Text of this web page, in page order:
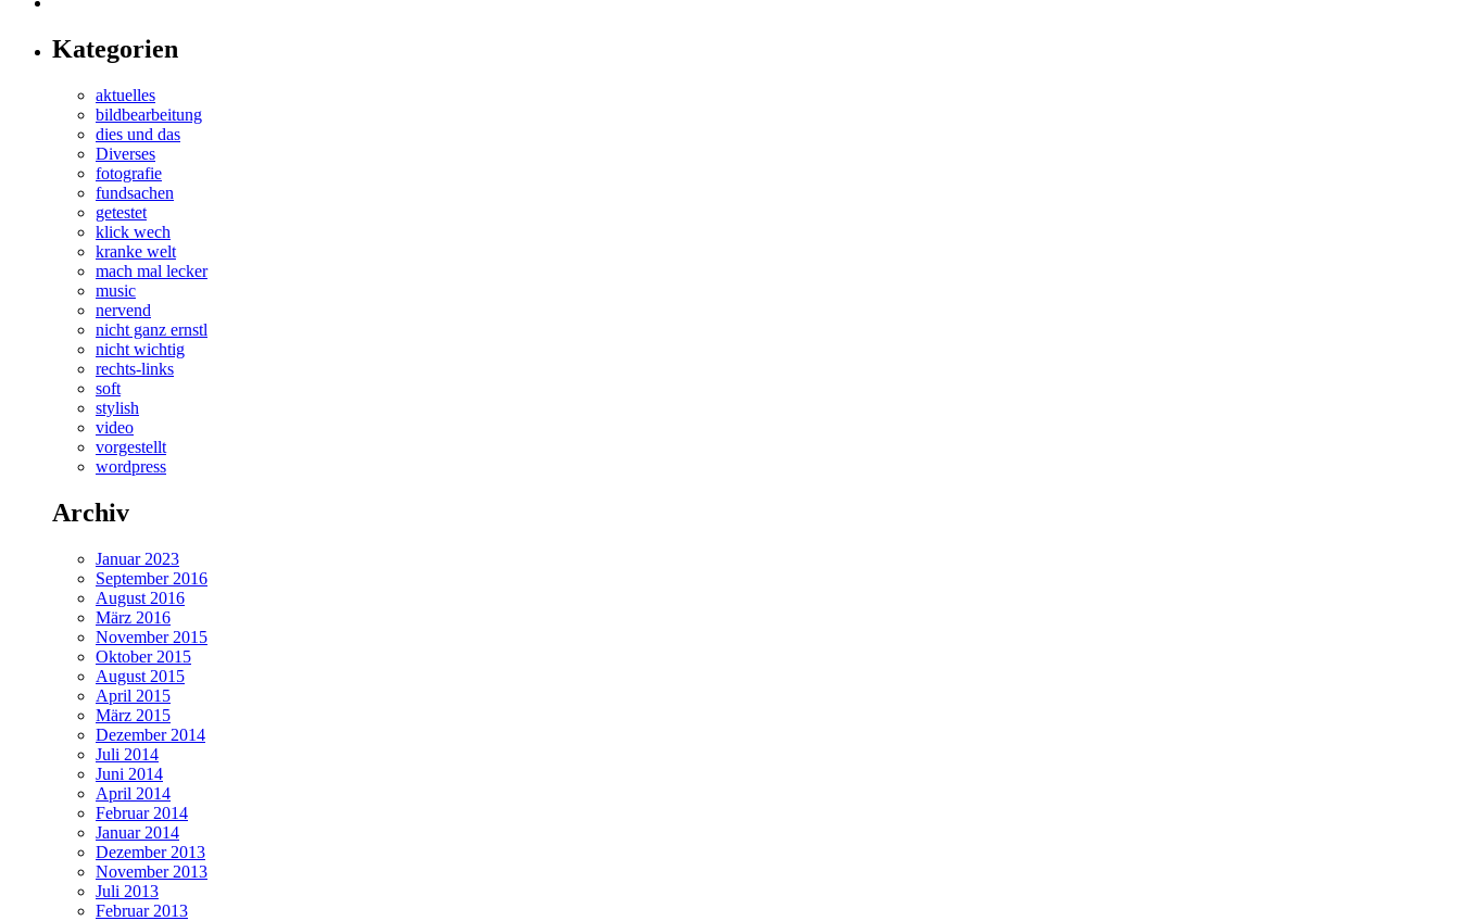
Kategorien
aktuelles
bildbearbeitung
dies und das
Diverses
fotografie
fundsachen
getestet
klick wech
kranke welt
mach mal lecker
music
nervend
nicht ganz ernstl
nicht wichtig
rechts-links
soft
stylish
video
vorgestellt
wordpress
Archiv
Januar 2023
September 2016
August 2016
März 2016
November 2015
Oktober 2015
August 2015
April 2015
März 2015
Dezember 2014
Juli 2014
Juni 2014
April 2014
Februar 2014
Januar 2014
Dezember 2013
November 2013
Juli 2013
Februar 2013